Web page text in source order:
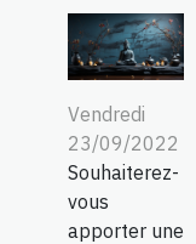
Vendredi
23/09/2022
Souhaiterez-
vous
apporter une